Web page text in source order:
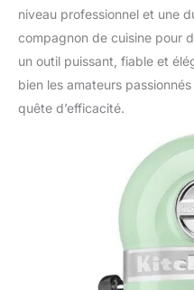
niveau professionnel et une
compagnon de cuisine pour
un outil puissant, fiable et
bien les amateurs
quête d’efficacité.